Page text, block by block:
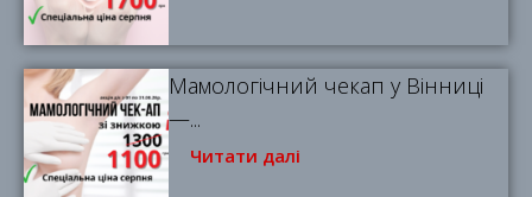
Мамологічний чекап у Вінниці
—...
Читати далі